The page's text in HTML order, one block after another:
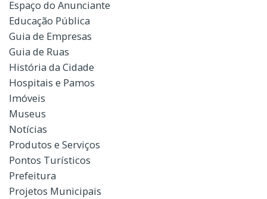
Espaço do Anunciante
Educação Pública
Guia de Empresas
Guia de Ruas
História da Cidade
Hospitais e Pamos
Imóveis
Museus
Notícias
Produtos e Serviços
Pontos Turísticos
Prefeitura
Projetos Municipais